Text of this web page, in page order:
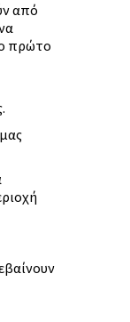
από
πρώτο